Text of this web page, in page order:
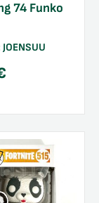
74 Funko
JOENSUU